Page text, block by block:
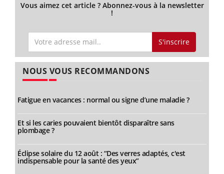
Vous aimez cet article ? Abonnez-vous à la newsletter
!
S'inscrire
NOUS VOUS RECOMMANDONS
Fatigue en vacances : normal ou signe d’une maladie ?
Et si les caries pouvaient bientôt disparaître sans
plombage ?
Éclipse solaire du 12 août : “Des verres adaptés, c'est
indispensable pour la santé des yeux”